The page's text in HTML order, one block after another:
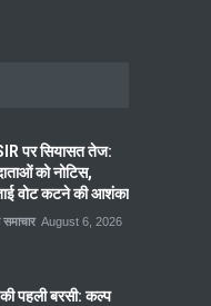
पर सियासत तेज:
को नोटिस,
वोट कटने की आशंका
समाचार August 6, 2026
पहली बरसी: कल्प